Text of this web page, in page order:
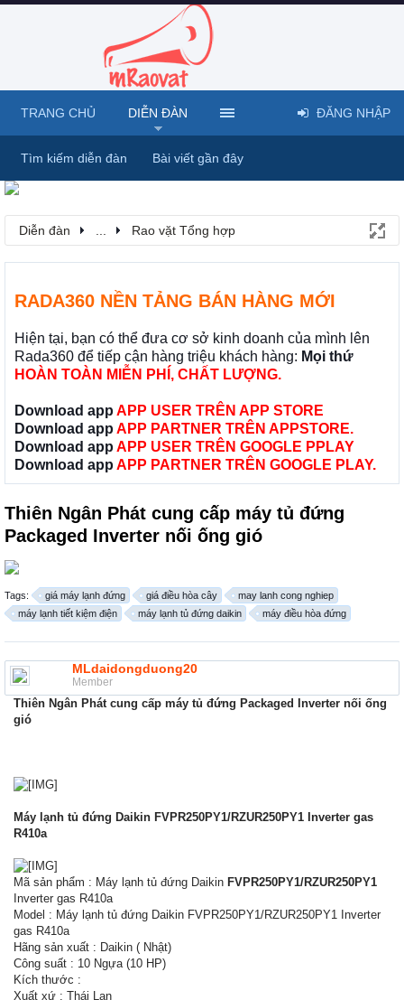
Diễn đàn Rao vặt Tổng hợp
RADA360 NỀN TẢNG BÁN HÀNG MỚI
Hiện tại, bạn có thể đưa cơ sở kinh doanh của mình lên
Rada360 để tiếp cận hàng triệu khách hàng: Mọi thứ
HOÀN TOÀN MIỄN PHÍ, CHẤT LƯỢNG.
Download app APP USER TRÊN APP STORE
Download app APP PARTNER TRÊN APPSTORE.
Download app APP USER TRÊN GOOGLE PPLAY
Download app APP PARTNER TRÊN GOOGLE PLAY.
Thiên Ngân Phát cung cấp máy tủ đứng
Packaged Inverter nối ống gió
Tags: giá máy lạnh đứng giá điều hòa cây
may lanh cong nghiep
máy lạnh tiết kiệm điện
máy lạnh tủ đứng daikin máy điều hòa đứng
MLdaidongduong20
Member
Thiên Ngân Phát cung cấp máy tủ đứng Packaged Inverter nối ống
gió
Máy lạnh tủ đứng Daikin FVPR250PY1/RZUR250PY1 Inverter gas
R410a
Mã sản phẩm : Máy lạnh tủ đứng Daikin FVPR250PY1/RZUR250PY1
Inverter gas R410a
Model : Máy lạnh tủ đứng Daikin FVPR250PY1/RZUR250PY1 Inverter
gas R410a
Hãng sản xuất : Daikin ( Nhật)
Công suất : 10 Ngựa (10 HP)
Kích thước :
Xuất xứ : Thái Lan
TRANG CHỦ DIỄN ĐÀN
Tìm kiếm diễn đàn Bài viết gần đây
ĐĂNG NHẬP